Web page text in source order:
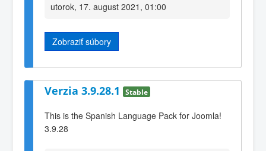
utorok, 17. august 2021, 01:00
Zobraziť súbory
Verzia 3.9.28.1 Stable
This is the Spanish Language Pack for Joomla!
3.9.28